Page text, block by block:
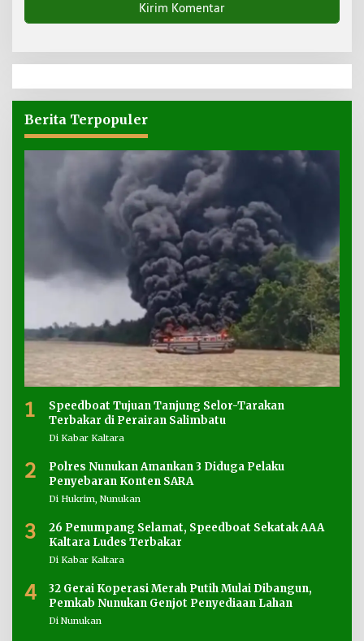
Berita Terpopuler
1
Speedboat Tujuan Tanjung Selor-Tarakan
Terbakar di Perairan Salimbatu
Di Kabar Kaltara
2
Polres Nunukan Amankan 3 Diduga Pelaku
Penyebaran Konten SARA
Di Hukrim, Nunukan
3
26 Penumpang Selamat, Speedboat Sekatak AAA
Kaltara Ludes Terbakar
Di Kabar Kaltara
4
32 Gerai Koperasi Merah Putih Mulai Dibangun,
Pemkab Nunukan Genjot Penyediaan Lahan
Di Nunukan